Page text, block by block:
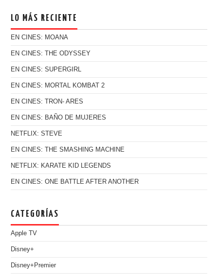
LO MÁS RECIENTE
EN CINES: MOANA
EN CINES: THE ODYSSEY
EN CINES: SUPERGIRL
EN CINES: MORTAL KOMBAT 2
EN CINES: TRON- ARES
EN CINES: BAÑO DE MUJERES
NETFLIX: STEVE
EN CINES: THE SMASHING MACHINE
NETFLIX: KARATE KID LEGENDS
EN CINES: ONE BATTLE AFTER ANOTHER
CATEGORÍAS
Apple TV
Disney+
Disney+Premier